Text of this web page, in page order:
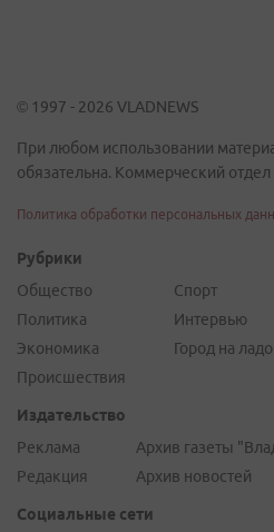
© 1997 - 2026 VLADNEWS
При любом использовании
обязательна. Коммерческий
Политика обработки персональных
Рубрики
Общество
Политика
Экономика
Происшествия
Спорт
Интервью
Город на
Издательство
Реклама
Редакция
Архив газеты
Архив новостей
Социальные сети